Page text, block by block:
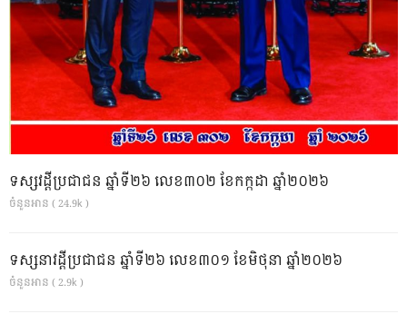
ទស្សវដ្តីប្រជាជន ឆ្នាំទី២៦ លេខ៣០២ ខែកក្កដា ឆ្នាំ២០២៦
ចំនួនអាន ( 24.9k )
ទស្សនាវដ្ដីប្រជាជន ឆ្នាំទី២៦ លេខ៣០១ ខែមិថុនា ឆ្នាំ២០២៦
ចំនួនអាន ( 2.9k )